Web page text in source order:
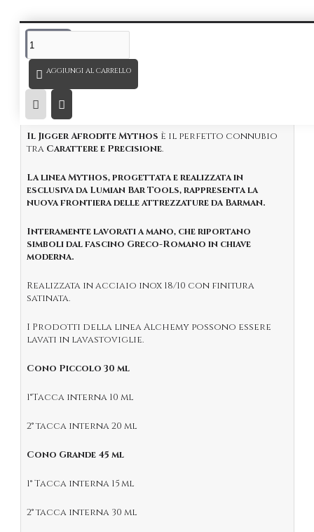
AGGIUNGI AL CARRELLO
DESCRIZIONE
*Registro Disegno o modello dell’Unione europea
Nº 015106521 - 0005
Il Jigger Afrodite Mythos è il perfetto connubio
tra Carattere e Precisione.
La linea Mythos,progettata e realizzata in
esclusiva da Lumian Bar Tools, rappresenta la
nuova frontiera delle attrezzature da Barman.
Interamente lavorati a mano, che riportano
simboli dal fascino Greco-Romano in chiave
moderna.
Realizzata in acciaio inox 18/10 con finitura
satinata.
I Prodotti della linea Alchemy possono essere
lavati in lavastoviglie.
Cono Piccolo 30 ml
1°Tacca interna 10 ml
2° tacca interna 20 ml
Cono Grande 45 ml
1° Tacca interna 15 ml
2° tacca interna 30 ml